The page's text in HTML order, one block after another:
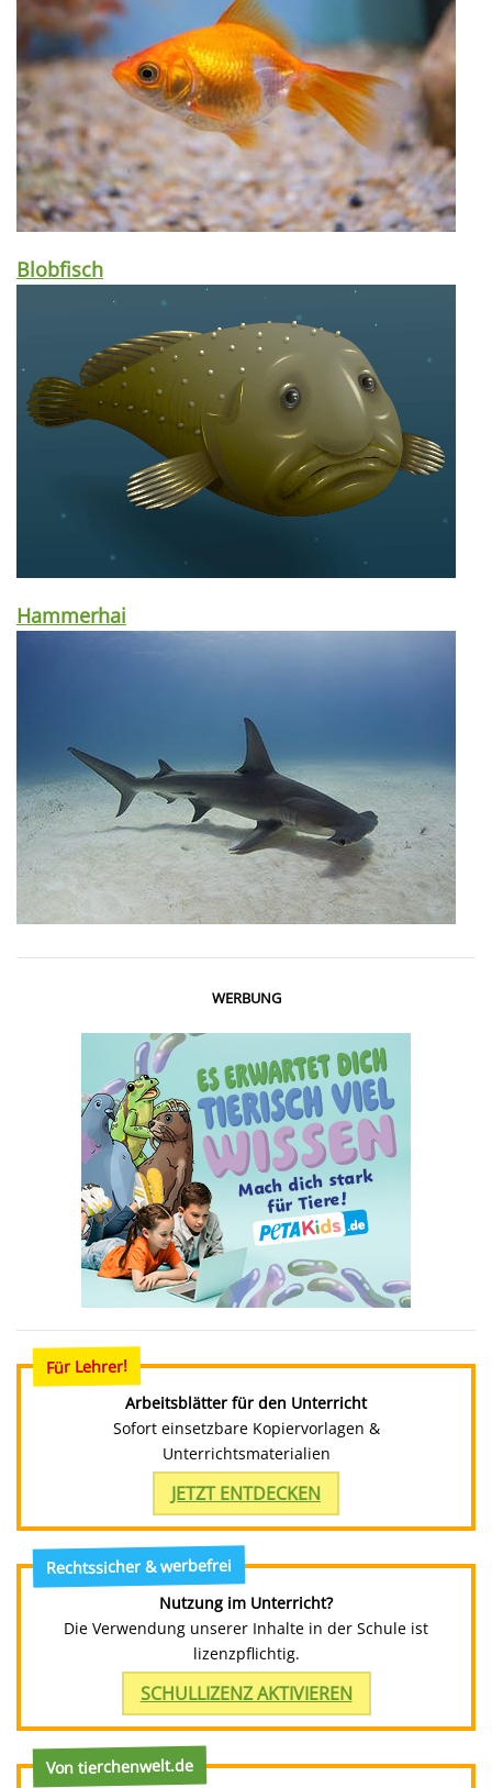
Blobfisch
Hammerhai
WERBUNG
Für Lehrer!
Arbeitsblätter für den Unterricht
Sofort einsetzbare Kopiervorlagen &
Unterrichtsmaterialien
JETZT ENTDECKEN
Rechtssicher & werbefrei
Nutzung im Unterricht?
Die Verwendung unserer Inhalte in der Schule ist
lizenzpflichtig.
SCHULLIZENZ AKTIVIEREN
Von tierchenwelt.de